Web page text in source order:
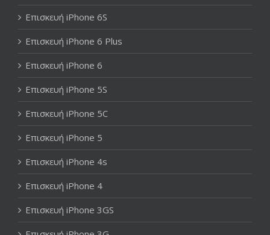
Επισκευή iPhone 6S
Επισκευή iPhone 6 Plus
Επισκευή iPhone 6
Επισκευή iPhone 5S
Επισκευή iPhone 5C
Επισκευή iPhone 5
Επισκευή iPhone 4s
Επισκευή iPhone 4
Επισκευή iPhone 3GS